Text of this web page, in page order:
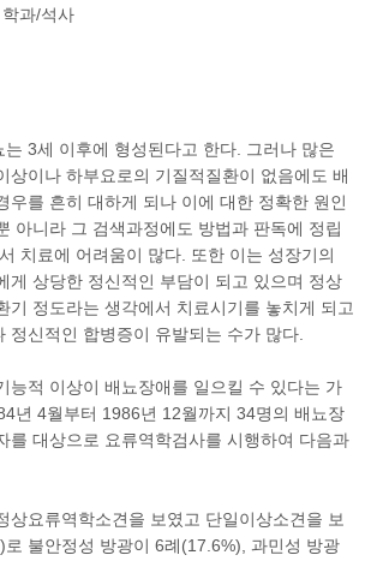
학과/석사
는 3세 이후에 형성된다고 한다. 그러나 많은
상이나 하부요로의 기질적질환이 없음에도 배
우를 흔히 대하게 되나 이에 대한 정확한 원인
아니라 그 검색과정에도 방법과 판독에 정립
치료에 어려움이 많다. 또한 이는 성장기의
게 상당한 정신적인 부담이 되고 있으며 정상
기 정도라는 생각에서 치료시기를 놓치게 되고
정신적인 합병증이 유발되는 수가 많다.
능적 이상이 배뇨장애를 일으킬 수 있다는 가
년 4월부터 1986년 12월까지 34명의 배뇨장
를 대상으로 요류역학검사를 시행하여 다음과
상요류역학소견을 보였고 단일이상소견을 보
불안정성 방광이 6례(17.6%), 과민성 방광